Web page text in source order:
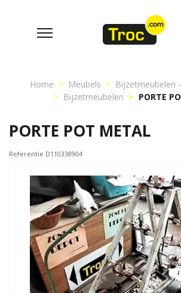
Home Meubels
Bijzetmeubelen
Bijzetmeubelen
PORTE
PORTE POT METAL
Referentie D110338904